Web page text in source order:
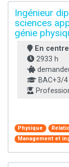
Ingénieur
sciences
génie
En centre
2933 h
BAC+3/4
Physique
Management et